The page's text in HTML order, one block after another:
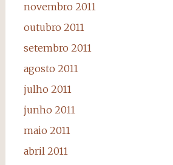
novembro 2011
outubro 2011
setembro 2011
agosto 2011
julho 2011
junho 2011
maio 2011
abril 2011